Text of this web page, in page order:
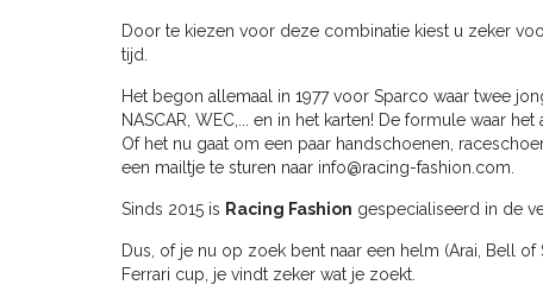
Door te kiezen voor deze combinatie kiest u zeker
tijd.
Het begon allemaal in 1977 voor Sparco waar twee
NASCAR, WEC,... en in het karten! De formule waar het
Of het nu gaat om een paar handschoenen,
een mailtje te sturen naar info@racing-fashion.com
Sinds 2015 is Racing Fashion gespecialiseerd in de
Dus, of je nu op zoek bent naar een helm (Arai, Bell
Ferrari cup, je vindt zeker wat je zoekt.